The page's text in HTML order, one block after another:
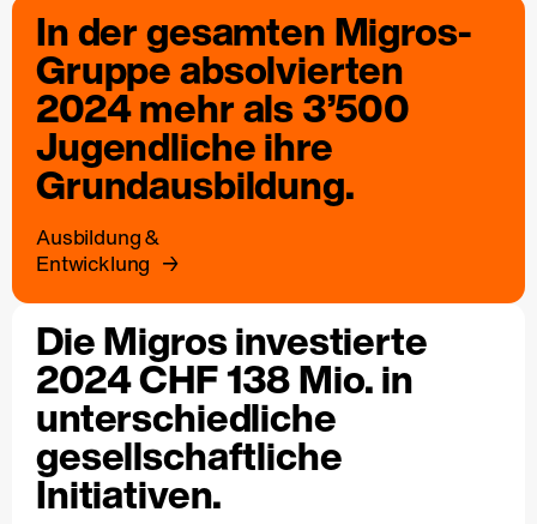
In der gesamten Migros-
Gruppe absolvierten
2024 mehr als 3’500
Jugendliche ihre
Grundausbildung.
Ausbildung &
Entwicklung
Die Migros investierte
2024 CHF 138 Mio. in
unterschiedliche
gesellschaftliche
Initiativen.